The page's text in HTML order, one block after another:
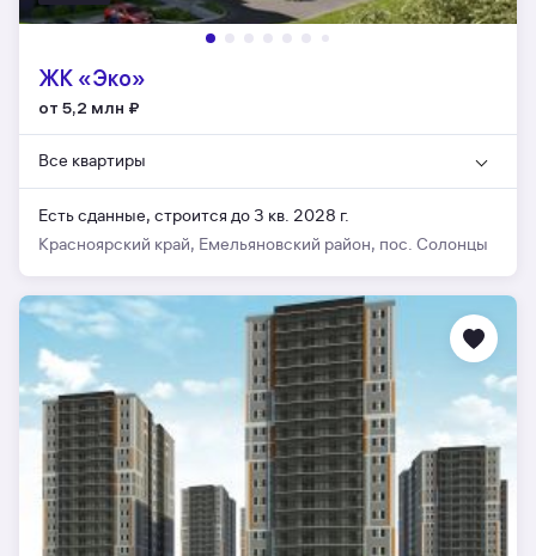
ЖК «Эко»
от 5,2 млн ₽
Все квартиры
Есть сданные, строится до 3 кв. 2028 г.
Красноярский край, Емельяновский район, пос. Солонцы